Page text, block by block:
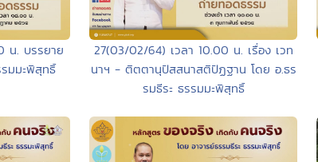
น. บรรยาย
มมะพิสุทธิ์
27(03/02/64) เวลา 10.00 น. เรื่อง เวท
นาฯ - ติตตานุปัสสนาสติปัฏฐาน โดย อ.ธร
รมธีระ ธรรมมะพิสุทธิ์